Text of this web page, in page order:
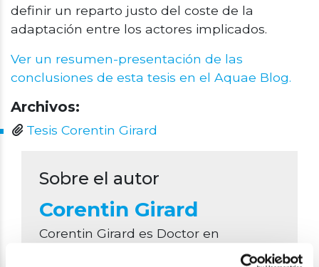
definir un reparto justo del coste de la
adaptación entre los actores implicados.
Ver un resumen-presentación de las
conclusiones de esta tesis en el Aquae Blog.
Archivos:
Tesis Corentin Girard
Sobre el autor
Corentin Girard
Corentin Girard es Doctor en